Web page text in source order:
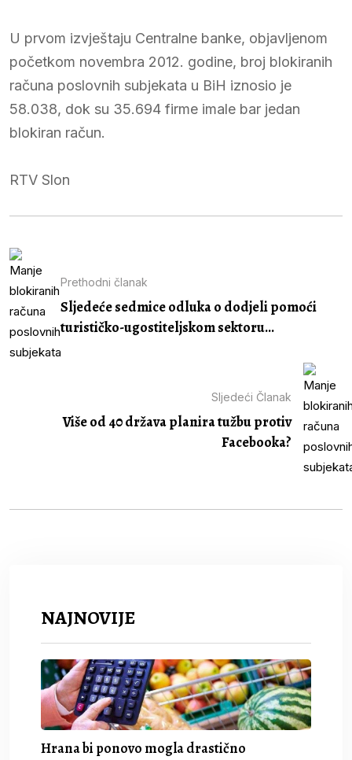
U prvom izvještaju Centralne banke, objavljenom
početkom novembra 2012. godine, broj blokiranih
računa poslovnih subjekata u BiH iznosio je
58.038, dok su 35.694 firme imale bar jedan
blokiran račun.
RTV Slon
Prethodni članak
Sljedeće sedmice odluka o dodjeli pomoći
turističko-ugostiteljskom sektoru...
Sljedeći Članak
Više od 40 država planira tužbu protiv
Facebooka?
NAJNOVIJE
Hrana bi ponovo mogla drastično